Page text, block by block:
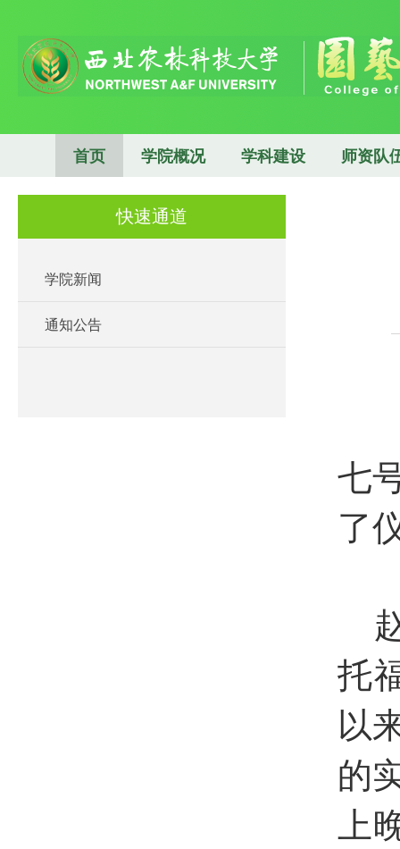
首页 学院概况 学科建设 师资队
快速通道
学院新闻
通知公告
七
了
托
以
的
上